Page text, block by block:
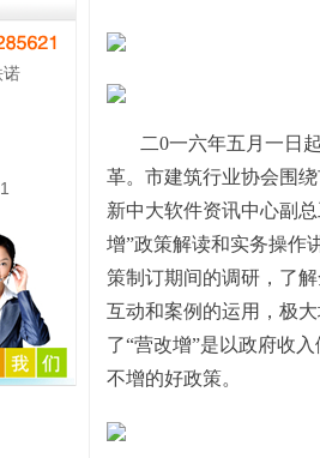
二0一六年五月一日起
革。市建筑行业协会围
新中大软件资讯中心副
增”政策解读和实务操作
策制订期间的调研，了
互动和案例的运用，极
了“营改增”是以政府收
不增的好政策。
诺